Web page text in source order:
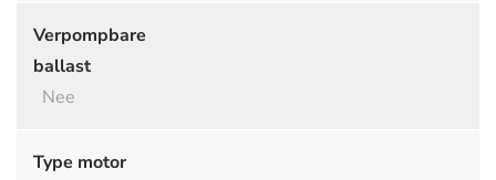
Verpompbare
ballast
Nee
Type motor